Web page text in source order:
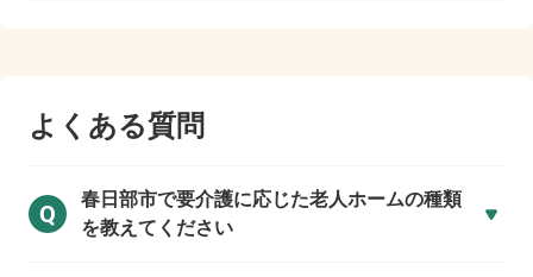
よくある質問
Q
春日部市で要介護に応じた老人ホームの種類
を教えてください